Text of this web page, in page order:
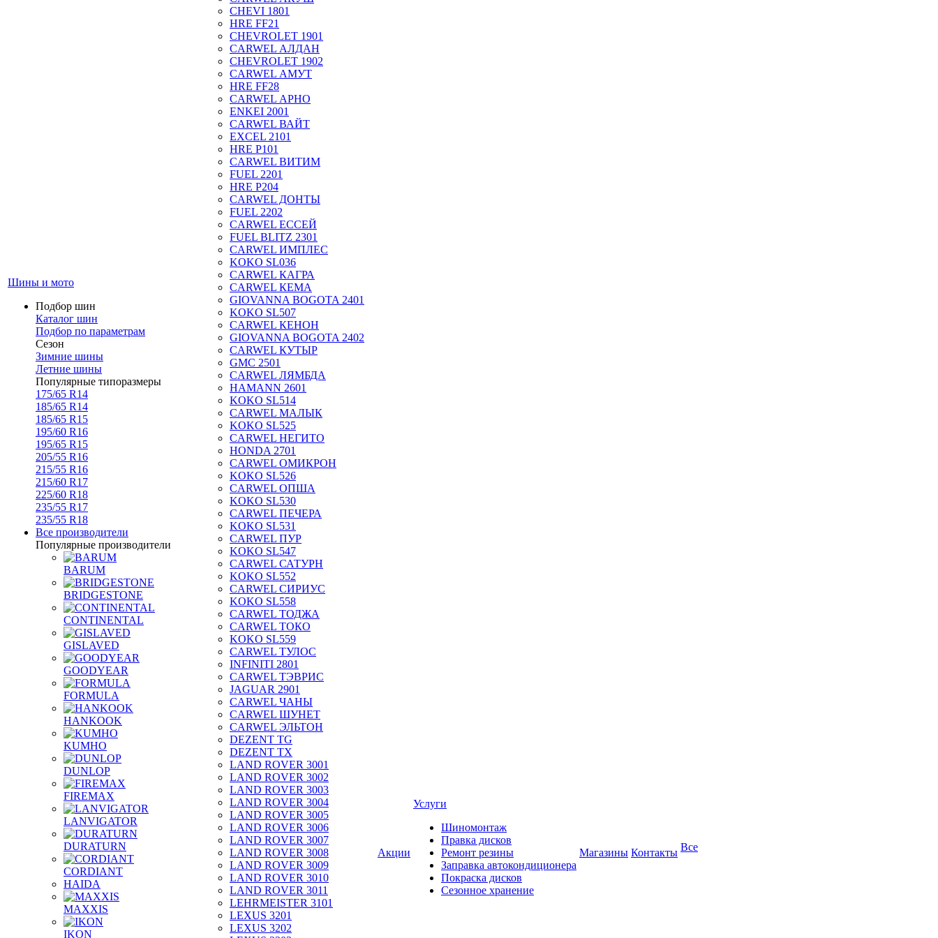
Шины и мото
Подбор шин
Каталог шин
Подбор по параметрам
Сезон
Зимние шины
Летние шины
Популярные типоразмеры
175/65 R14
185/65 R14
185/65 R15
195/60 R16
195/65 R15
205/55 R16
215/55 R16
215/60 R17
225/60 R18
235/55 R17
235/55 R18
Все производители
Популярные производители
BARUM
BRIDGESTONE
CONTINENTAL
GISLAVED
GOODYEAR
FORMULA
HANKOOK
KUMHO
DUNLOP
FIREMAX
LANVIGATOR
DURATURN
CORDIANT
HAIDA
MAXXIS
IKON
CHEVI 1801
HRE FF21
CHEVROLET 1901
CARWEL АЛДАН
CHEVROLET 1902
CARWEL АМУТ
HRE FF28
CARWEL АРНО
ENKEI 2001
CARWEL ВАЙТ
EXCEL 2101
HRE P101
CARWEL ВИТИМ
FUEL 2201
HRE P204
CARWEL ДОНТЫ
FUEL 2202
CARWEL ЕССЕЙ
FUEL BLITZ 2301
CARWEL ИМПЛЕС
KOKO SL036
CARWEL КАГРА
CARWEL КЕМА
GIOVANNA BOGOTA 2401
KOKO SL507
CARWEL КЕНОН
GIOVANNA BOGOTA 2402
CARWEL КУТЫР
GMC 2501
CARWEL ЛЯМБДА
HAMANN 2601
KOKO SL514
CARWEL МАЛЫК
KOKO SL525
CARWEL НЕГИТО
HONDA 2701
CARWEL ОМИКРОН
KOKO SL526
CARWEL ОПША
KOKO SL530
CARWEL ПЕЧЕРА
KOKO SL531
CARWEL ПУР
KOKO SL547
CARWEL САТУРН
KOKO SL552
CARWEL СИРИУС
KOKO SL558
CARWEL ТОДЖА
CARWEL ТОКО
KOKO SL559
CARWEL ТУЛОС
INFINITI 2801
CARWEL ТЭВРИС
JAGUAR 2901
CARWEL ЧАНЫ
CARWEL ШУНЕТ
CARWEL ЭЛЬТОН
DEZENT TG
DEZENT TX
LAND ROVER 3001
LAND ROVER 3002
LAND ROVER 3003
LAND ROVER 3004
LAND ROVER 3005
LAND ROVER 3006
LAND ROVER 3007
LAND ROVER 3008
LAND ROVER 3009
LAND ROVER 3010
LAND ROVER 3011
LEHRMEISTER 3101
LEXUS 3201
LEXUS 3202
Акции
Услуги
Шиномонтаж
Правка дисков
Ремонт резины
Заправка автокондиционера
Покраска дисков
Сезонное хранение
Магазины Контакты Все